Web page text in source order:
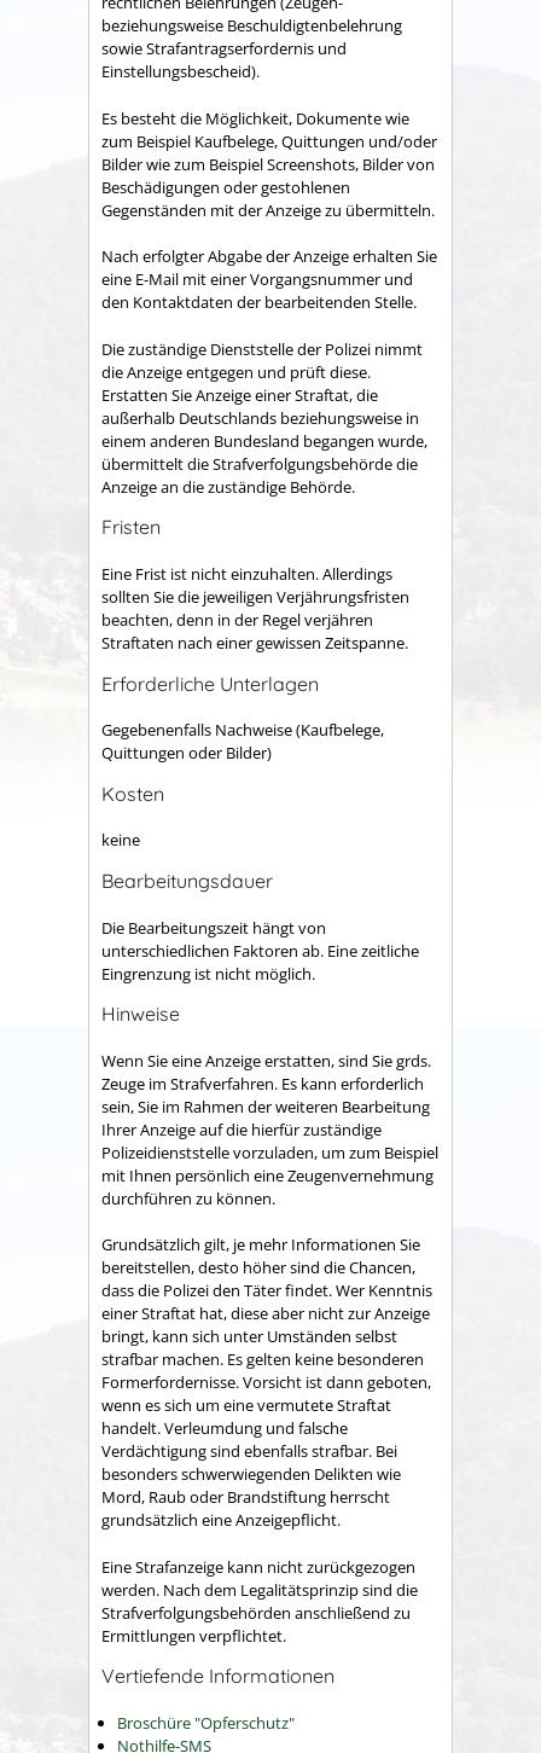
beziehungsweise Beschuldigtenbelehrung
sowie Strafantragserfordernis und
Einstellungsbescheid).
Es besteht die Möglichkeit, Dokumente wie
zum Beispiel Kaufbelege, Quittungen und/oder
Bilder wie zum Beispiel Screenshots, Bilder von
Beschädigungen oder gestohlenen
Gegenständen mit der Anzeige zu übermitteln.
Nach erfolgter Abgabe der Anzeige erhalten Sie
eine E-Mail mit einer Vorgangsnummer und
den Kontaktdaten der bearbeitenden Stelle.
Die zuständige Dienststelle der Polizei nimmt
die Anzeige entgegen und prüft diese.
Erstatten Sie Anzeige einer Straftat, die
außerhalb Deutschlands beziehungsweise in
einem anderen Bundesland begangen wurde,
übermittelt die Strafverfolgungsbehörde die
Anzeige an die zuständige Behörde.
Fristen
Eine Frist ist nicht einzuhalten. Allerdings
sollten Sie die jeweiligen Verjährungsfristen
beachten, denn in der Regel verjähren
Straftaten nach einer gewissen Zeitspanne.
Erforderliche Unterlagen
Gegebenenfalls Nachweise (Kaufbelege,
Quittungen oder Bilder)
Kosten
keine
Bearbeitungsdauer
Die Bearbeitungszeit hängt von
unterschiedlichen Faktoren ab. Eine zeitliche
Eingrenzung ist nicht möglich.
Hinweise
Wenn Sie eine Anzeige erstatten, sind Sie grds.
Zeuge im Strafverfahren. Es kann erforderlich
sein, Sie im Rahmen der weiteren Bearbeitung
Ihrer Anzeige auf die hierfür zuständige
Polizeidienststelle vorzuladen, um zum Beispiel
mit Ihnen persönlich eine Zeugenvernehmung
durchführen zu können.
Grundsätzlich gilt, je mehr Informationen Sie
bereitstellen, desto höher sind die Chancen,
dass die Polizei den Täter findet. Wer Kenntnis
einer Straftat hat, diese aber nicht zur Anzeige
bringt, kann sich unter Umständen selbst
strafbar machen. Es gelten keine besonderen
Formerfordernisse. Vorsicht ist dann geboten,
wenn es sich um eine vermutete Straftat
handelt. Verleumdung und falsche
Verdächtigung sind ebenfalls strafbar. Bei
besonders schwerwiegenden Delikten wie
Mord, Raub oder Brandstiftung herrscht
grundsätzlich eine Anzeigepflicht.
Eine Strafanzeige kann nicht zurückgezogen
werden. Nach dem Legalitätsprinzip sind die
Strafverfolgungsbehörden anschließend zu
Ermittlungen verpflichtet.
Vertiefende Informationen
Broschüre "Opferschutz"
Nothilfe-SMS